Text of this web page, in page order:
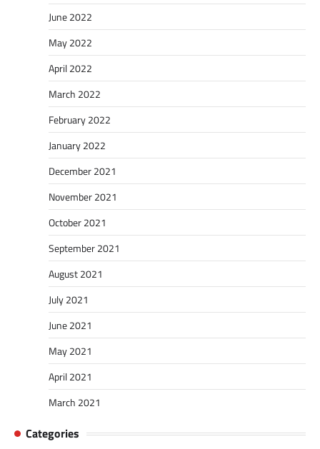
June 2022
May 2022
April 2022
March 2022
February 2022
January 2022
December 2021
November 2021
October 2021
September 2021
August 2021
July 2021
June 2021
May 2021
April 2021
March 2021
Categories